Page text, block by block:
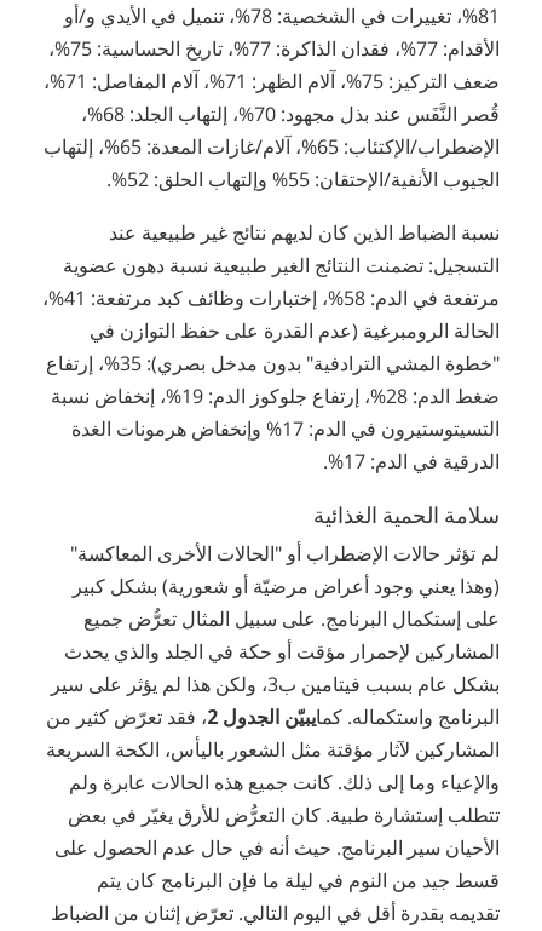
81%، تغييرات في الشخصية: 78%، تنميل في الأيدي و/أو
الأقدام: 77%، فقدان الذاكرة: 77%، تاريخ الحساسية: 75%،
ضعف التركيز: 75%، آلام الظهر: 71%، آلام المفاصل: 71%،
قُصر النَّفَس عند بذل مجهود: 70%، إلتهاب الجلد: 68%،
الإضطراب/الإكتئاب: 65%، آلام/غازات المعدة: 65%، إلتهاب
الجيوب الأنفية/الإحتقان: 55% وإلتهاب الحلق: 52%.
نسبة الضباط الذين كان لديهم نتائج غير طبيعية عند
التسجيل: تضمنت النتائج الغير طبيعية نسبة دهون عضوية
مرتفعة في الدم: 58%، إختبارات وظائف كبد مرتفعة: 41%،
الحالة الرومبرغية (عدم القدرة على حفظ التوازن في
"خطوة المشي الترادفية" بدون مدخل بصري): 35%، إرتفاع
ضغط الدم: 28%، إرتفاع جلوكوز الدم: 19%، إنخفاض نسبة
التسيتوستيرون في الدم: 17% وإنخفاض هرمونات الغدة
الدرقية في الدم: 17%.
سلامة الحمية الغذائية
لم تؤثر حالات الإضطراب أو "الحالات الأخرى المعاكسة"
(وهذا يعني وجود أعراض مرضيّة أو شعورية) بشكل كبير
على إستكمال البرنامج. على سبيل المثال تعرُّض جميع
المشاركين لإحمرار مؤقت أو حكة في الجلد والذي يحدث
بشكل عام بسبب فيتامين ب3، ولكن هذا لم يؤثر على سير
البرنامج واستكماله. كمايبيّن الجدول 2
، فقد تعرّض كثير من
المشاركين لآثار مؤقتة مثل الشعور باليأس، الكحة السريعة
والإعياء وما إلى ذلك. كانت جميع هذه الحالات عابرة ولم
تتطلب إستشارة طبية. كان التعرُّض للأرق يغيّر في بعض
الأحيان سير البرنامج. حيث أنه في حال عدم الحصول على
قسط جيد من النوم في ليلة ما فإن البرنامج كان يتم
تقديمه بقدرة أقل في اليوم التالي. تعرّض إثنان من الضباط